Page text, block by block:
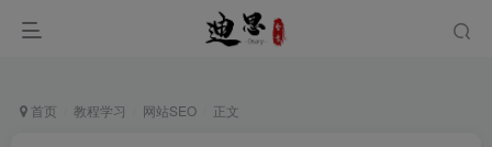
首页 教程学习 网站SEO 正文